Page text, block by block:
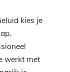
kies je
werkt met